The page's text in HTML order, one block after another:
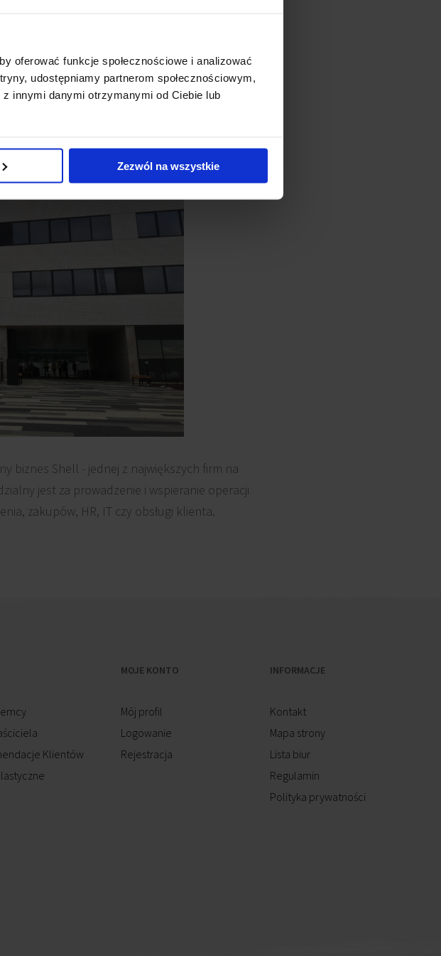
oferować funkcje społecznościowe i analizować
udostępniamy partnerom społecznościowym,
innymi danymi otrzymanymi od Ciebie lub
Zezwól na wszystkie
z JLL.
biznes Shell - jednej z największych firm na
jest za prowadzenie i wspieranie operacji
zakupów, HR, IT czy obsługi klienta.
Klientów
MOJE KONTO
Mój profil
Logowanie
Rejestracja
INFORMACJE
Kontakt
Mapa strony
Lista biur
Regulamin
Polityka prywatności